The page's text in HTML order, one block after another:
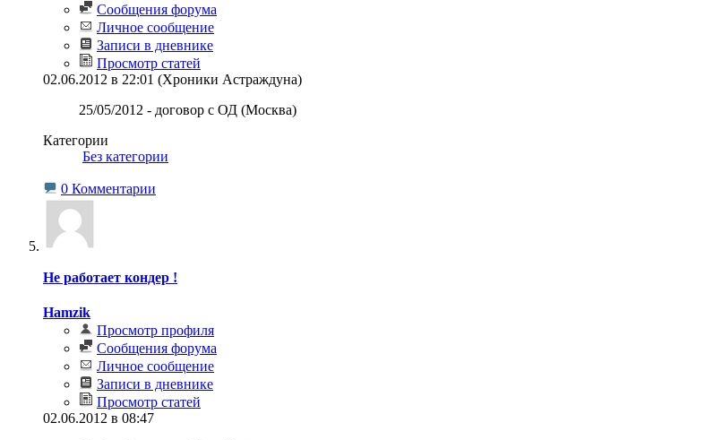
Сообщения форума
Личное сообщение
Записи в дневнике
Просмотр статей
02.06.2012 в 22:01 (Хроники Астраждуна)
25/05/2012 - договор с ОД (Москва)
Категории
Без категории
0 Комментарии
Не работает кондер !
Hamzik
Просмотр профиля
Сообщения форума
Личное сообщение
Записи в дневнике
Просмотр статей
02.06.2012 в 08:47